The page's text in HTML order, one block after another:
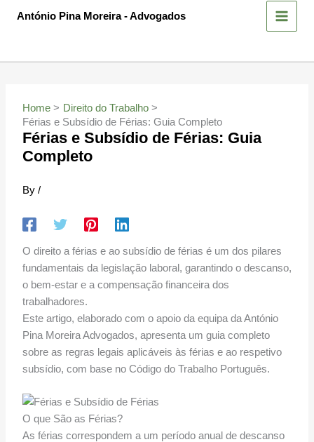
António Pina Moreira - Advogados
Home
Direito do Trabalho
Férias e Subsídio de Férias: Guia Completo
Férias e Subsídio de Férias: Guia
Completo
By /
O direito a férias e ao subsídio de férias é um dos pilares
fundamentais da legislação laboral, garantindo o descanso,
o bem-estar e a compensação financeira dos
trabalhadores.
Este artigo, elaborado com o apoio da equipa da António
Pina Moreira Advogados, apresenta um guia completo
sobre as regras legais aplicáveis às férias e ao respetivo
subsídio, com base no Código do Trabalho Português.
O que São as Férias?
As férias correspondem a um período anual de descanso